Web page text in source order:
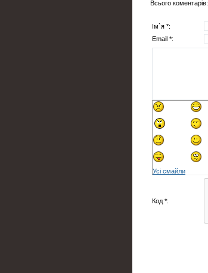
Всього коментарів:
Ім`я *:
Email *:
Усі смайли
Код *: